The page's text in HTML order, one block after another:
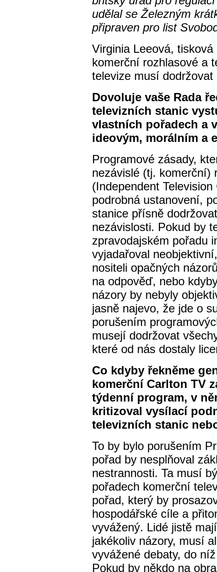
udělal se Železným
připraven pro list
Virginia Leeová,
komerční rozhlasové a
televize musí
Dovoluje vaše Rada
televizních stanic
vlastních pořadech a
ideovým, morálním a
Programové zásady,
nezávislé (tj. komerční)
(Independent
podrobná ustanovení,
stanice přísně
nezávislosti. Pokud by
zpravodajském pořadu
vyjadařoval
nositeli opačných
na odpověď, nebo
názory by nebyly
jasně najevo, že jde o
porušením
musejí dodržovat
které od nás dostaly
Co kdyby řekněme
komerční Carlton TV
týdenní program, v
kritizoval vysílací
televizních stanic
To by bylo porušením
pořad by nesplňoval
nestrannosti. Ta musí
pořadech komerční
pořad, který by
hospodářské cíle a
vyvážený. Lidé jistě
jakékoliv názory, musí
vyvážené debaty, do
Pokud by někdo na